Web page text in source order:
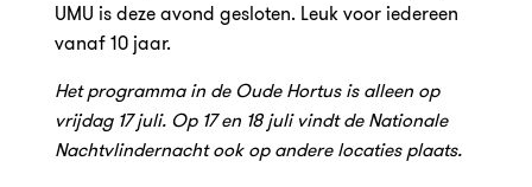
UMU is deze avond gesloten. Leuk voor iedereen
vanaf 10 jaar.
Het programma in de Oude Hortus is alleen op
vrijdag 17 juli. Op 17 en 18 juli vindt de Nationale
Nachtvlindernacht ook op andere locaties plaats.